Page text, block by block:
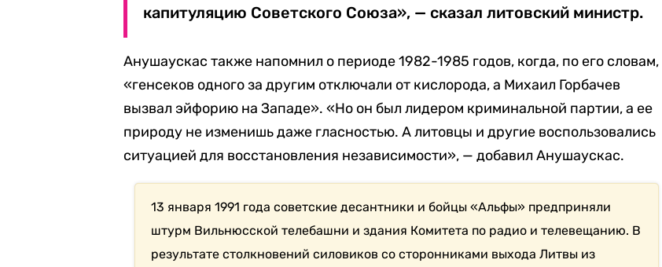
капитуляцию Советского Союза», — сказал литовский министр.
Анушаускас также напомнил о периоде 1982-1985 годов, когда, по его словам,
«генсеков одного за другим отключали от кислорода, а Михаил Горбачев
вызвал эйфорию на Западе». «Но он был лидером криминальной партии, а ее
природу не изменишь даже гласностью. А литовцы и другие воспользовались
ситуацией для восстановления независимости», — добавил Анушаускас.
13 января 1991 года советские десантники и бойцы «Альфы» предприняли
штурм Вильнюсской телебашни и здания Комитета по радио и телевещанию. В
результате столкновений силовиков со сторонниками выхода Литвы из